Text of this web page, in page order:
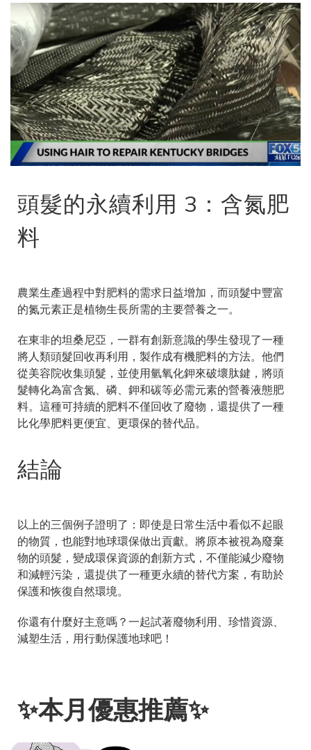
頭髮的永續利用 3：含氮肥
料
農業生產過程中對肥料的需求日益增加，而頭髮中豐富
的氮元素正是植物生長所需的主要營養之一。
在東非的坦桑尼亞，一群有創新意識的學生發現了一種
將人類頭髮回收再利用，製作成有機肥料的方法。他們
從美容院收集頭髮，並使用氫氧化鉀來破壞肽鍵，將頭
髮轉化為富含氮、磷、鉀和碳等必需元素的營養液態肥
料。這種可持續的肥料不僅回收了廢物，還提供了一種
比化學肥料更便宜、更環保的替代品。
結論
以上的三個例子證明了：即使是日常生活中看似不起眼
的物質，也能對地球環保做出貢獻。將原本被視為廢棄
物的頭髮，變成環保資源的創新方式，不僅能減少廢物
和減輕污染，還提供了一種更永續的替代方案，有助於
保護和恢復自然環境。
你還有什麼好主意嗎？一起試著廢物利用、珍惜資源、
減塑生活，用行動保護地球吧！
✨本月優惠推薦✨